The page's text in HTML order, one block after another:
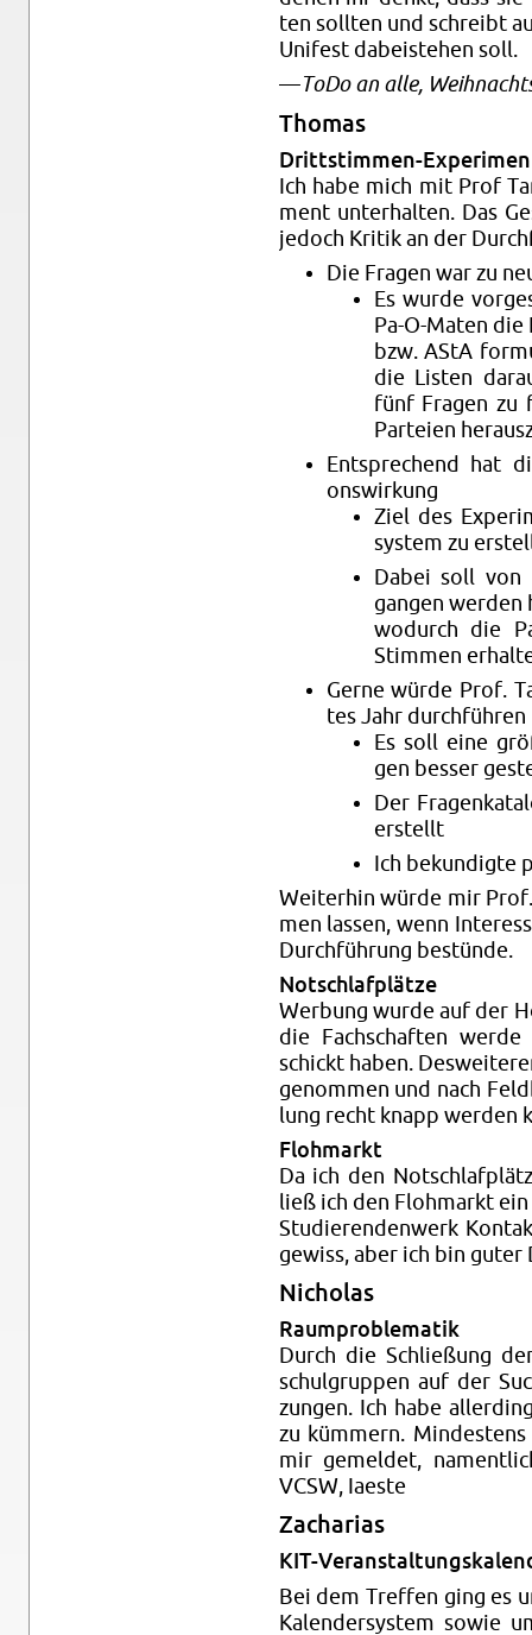
ten soll­ten und schreibt
Uni­fest da­bei­ste­hen soll.
—ToDo an alle,
Tho­mas
Dritt­stim­men-
Ich habe mich mit Prof
ment un­ter­hal­ten. Das
je­doch Kri­tik an der
Die Fra­gen war zu
Es wurde
Pa-O-Ma­ten die
bzw. AStA
die Lis­ten
fünf Fra­gen zu
Par­tei­en
Ent­spre­chend hat
ons­wir­kung
Ziel des
sys­tem zu
Dabei soll von
gan­gen wer­den
wo­durch die
Stim­men
Gerne würde Prof.
tes Jahr durch­füh­ren
Es soll eine
gen bes­ser
Der
er­stellt
Ich be­kun­dig­te
Wei­ter­hin würde mir
men las­sen, wenn
Durch­füh­rung be­stün­de.
Not­schlaf­plät­ze
Wer­bung wurde auf der
die Fach­schaf­ten
schickt haben.
ge­nom­men und nach
lung recht knapp wer­den
Floh­markt
Da ich den
ließ ich den Floh­markt
Stu­die­ren­den­werk
ge­wiss, aber ich bin guter
Ni­cho­las
Raum­pro­ble­ma­tik
Durch die Schlie­ßung
schul­grup­pen auf der
zun­gen. Ich habe
zu küm­mern.
mir ge­mel­det,
VCSW, Iaes­te
Za­cha­ri­as
KIT-
Bei dem Tref­fen ging es
Ka­len­der­sys­tem sowie